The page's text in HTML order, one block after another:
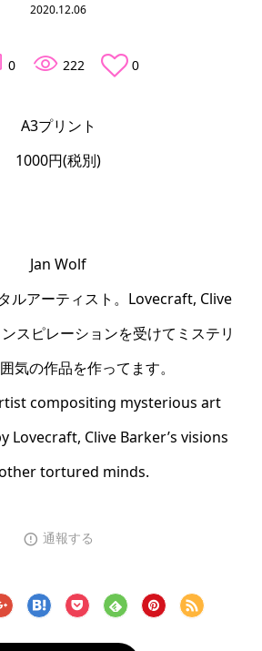
2020.12.06
0 222 0
A3プリント
1000円(税別)
Jan Wolf
ルアーティスト。Lovecraft, Clive
スピレーションを受けてミステリ
気の作品を作ってます。
compositing mysterious art
Lovecraft, Clive Barker’s visions
tortured minds.
通報する